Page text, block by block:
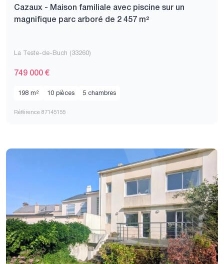
Cazaux - Maison familiale avec piscine sur un
magnifique parc arboré de 2 457 m²
La Teste-de-Buch (33260)
749 000 €
198 m² 10 pièces 5 chambres
Référence 87145155